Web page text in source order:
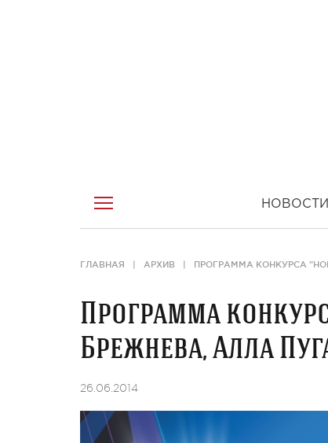
НОВОСТИ
ГЛАВНАЯ АРХИВ ПРОГРАММА КОНКУРСА
Программа
Брежнева, Алла
26.06.2014